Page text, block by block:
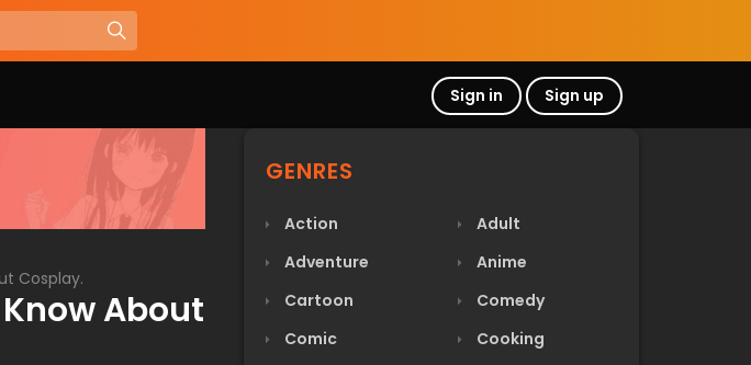
Sign in Sign up
Cosplay.
About
GENRES
Action
Adult
Adventure
Anime
Cartoon
Comedy
Comic
Cooking